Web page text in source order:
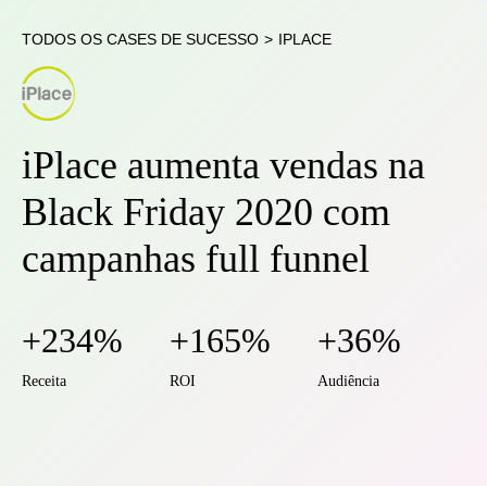
TODOS OS CASES DE SUCESSO > IPLACE
iPlace aumenta vendas na
Black Friday 2020 com
campanhas full funnel
+234%
Receita
+165%
ROI
+36%
Audiência